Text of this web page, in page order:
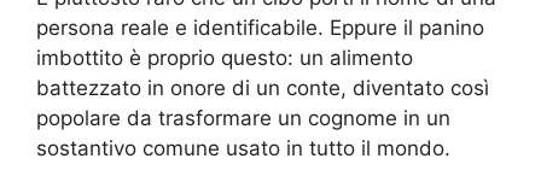
persona reale e identificabile. Eppure il panino
imbottito è proprio questo: un alimento
battezzato in onore di un conte, diventato così
popolare da trasformare un cognome in un
sostantivo comune usato in tutto il mondo.